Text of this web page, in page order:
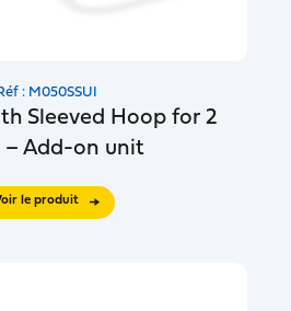
: M050SSUI
Sleeved Hoop for 2
– Add-on unit
le produit